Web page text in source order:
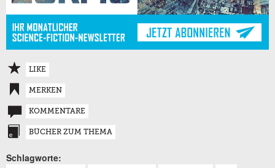
LIKE
MERKEN
KOMMENTARE
BÜCHER ZUM THEMA
Schlagworte: